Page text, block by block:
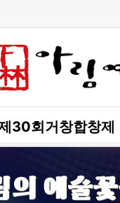
30회거창합창제
의 예술